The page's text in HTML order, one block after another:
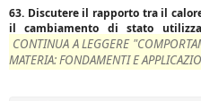
63. Discutere il rapporto tra il
il cambiamento di stato
CONTINUA A LEGGERE
MATERIA: FONDAMENTI E